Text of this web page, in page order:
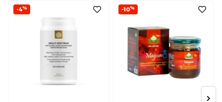
-4% -10%